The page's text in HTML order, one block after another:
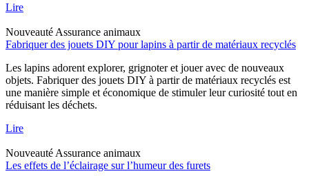
Lire
Nouveauté Assurance animaux
Fabriquer des jouets DIY pour lapins à partir de matériaux recyclés
Les lapins adorent explorer, grignoter et jouer avec de nouveaux
objets. Fabriquer des jouets DIY à partir de matériaux recyclés est
une manière simple et économique de stimuler leur curiosité tout en
réduisant les déchets.
Lire
Nouveauté Assurance animaux
Les effets de l’éclairage sur l’humeur des furets